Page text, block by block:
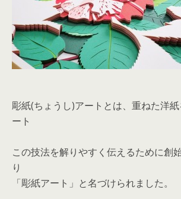
彫紙(ちょうし)アートとは、重ねた洋
ート
この技法を解りやすく伝えるために創
り
「彫紙アート」と名づけられました。